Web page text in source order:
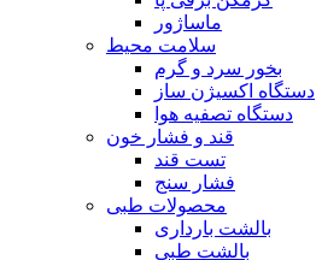
ماساژور
سلامت محیط
بخور سرد و گرم
دستگاه اکسیژن ساز
دستگاه تصفیه هوا
قند و فشار خون
تست قند
فشار سنج
محصولات طبی
بالشت بارداری
بالشت طبی